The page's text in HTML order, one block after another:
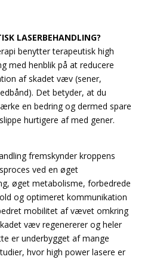
LASERBEHANDLING?
benytter terapeutisk high
med henblik på at reducere
af skadet væv (sener,
Det betyder, at du
en bedring og dermed spare
hurtigere af med gener.
fremskynder kroppens
ved en øget
øget metabolisme, forbedrede
og optimeret kommunikation
mobilitet af vævet omkring
væv regenererer og heler
er underbygget af mange
hvor high power lasere er